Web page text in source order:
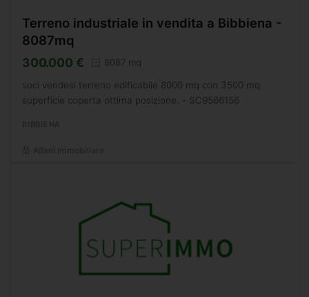
Terreno industriale in vendita a Bibbiena -
8087mq
300.000 € 8087 mq
soci vendesi terreno edificabile 8000 mq con 3500 mq
superficie coperta ottima posizione. - SC9566156